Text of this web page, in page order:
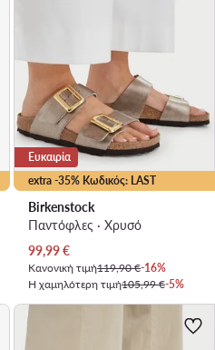
extra -35% Κωδικός: LAST
Ευκαιρία
Birkenstock
Παντόφλες · Χρυσό
Τρέχουσα τιμή
99,99€
Κανονική τιμή119,90 €-16%
Η χαμηλότερη τιμή105,99 €-5%